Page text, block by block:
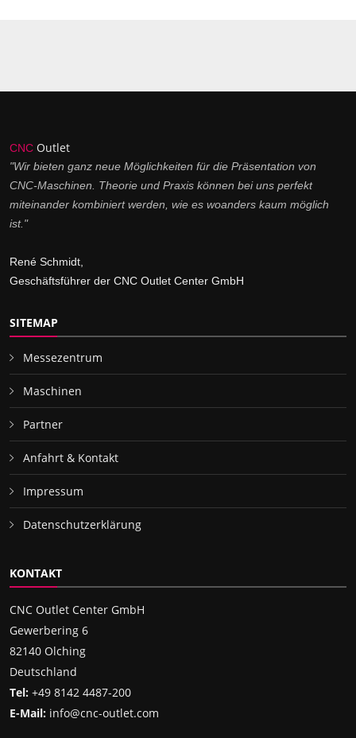
CNC Outlet
"Wir bieten ganz neue Möglichkeiten für die Präsentation von
CNC-Maschinen. Theorie und Praxis können bei uns perfekt
miteinander kombiniert werden, wie es woanders kaum möglich
ist."
René Schmidt,
Geschäftsführer der CNC Outlet Center GmbH
SITEMAP
Messezentrum
Maschinen
Partner
Anfahrt & Kontakt
Impressum
Datenschutzerklärung
KONTAKT
CNC Outlet Center GmbH
Gewerbering 6
82140 Olching
Deutschland
Tel: +49 8142 4487-200
E-Mail: info@cnc-outlet.com